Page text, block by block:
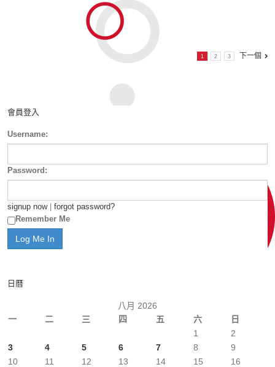
1 2 3 下一個
會員登入
Username:
Password:
signup now| forgot password?
Remember Me
日曆
八月 2026
一
二 三 四 五 六 日
1
2
3
4 5 6 7 8
9
10
11 12 13 14 15
16